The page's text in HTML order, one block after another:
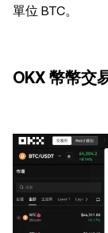
單位 BTC。
OKX 幣幣交